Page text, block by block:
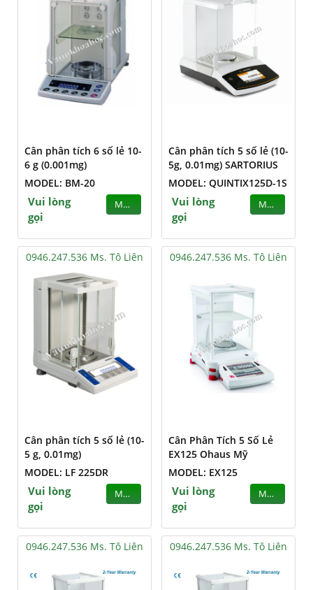
Cân phân tích 6 số lẻ 10-
6 g (0.001mg)
MODEL: BM-20
Vui lòng
gọi
MUA
Cân phân tích 5 số lẻ (10-
5g, 0.01mg) SARTORIUS
MODEL: QUINTIX125D-1S
Vui lòng
gọi
MUA
0946.247.536 Ms. Tô Liên
Cân phân tích 5 số lẻ (10-
5 g, 0.01mg)
MODEL: LF 225DR
Vui lòng
gọi
MUA
0946.247.536 Ms. Tô Liên
Cân Phân Tích 5 Số Lẻ
EX125 Ohaus Mỹ
MODEL: EX125
Vui lòng
gọi
MUA
0946.247.536 Ms. Tô Liên 0946.247.536 Ms. Tô Liên